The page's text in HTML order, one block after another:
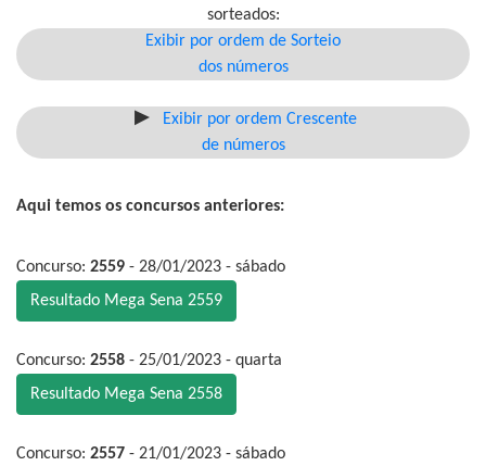
sorteados:
Exibir por ordem de Sorteio
dos números
Exibir por ordem Crescente
de números
Aqui temos os concursos anteriores:
Concurso: 2559 - 28/01/2023 - sábado
Resultado Mega Sena 2559
Concurso: 2558 - 25/01/2023 - quarta
Resultado Mega Sena 2558
Concurso: 2557 - 21/01/2023 - sábado